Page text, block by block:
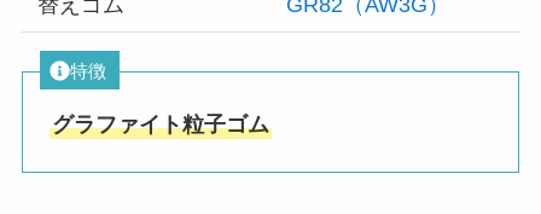
特徴
グラファイト粒子ゴム